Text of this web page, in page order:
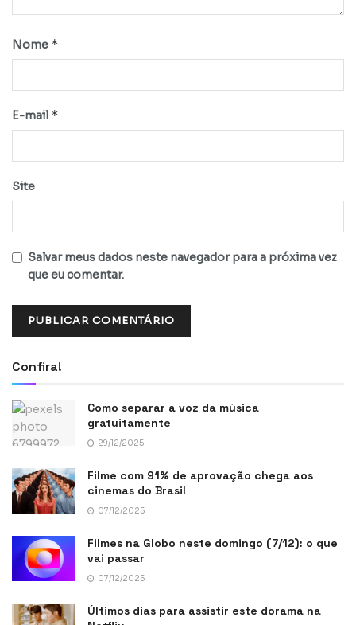
Nome *
E-mail *
Site
Salvar meus dados neste navegador para a próxima vez
que eu comentar.
Confira!
Como separar a voz da música
gratuitamente
29/12/2025
Filme com 91% de aprovação chega aos
cinemas do Brasil
07/12/2025
Filmes na Globo neste domingo (7/12): o que
vai passar
07/12/2025
Últimos dias para assistir este dorama na